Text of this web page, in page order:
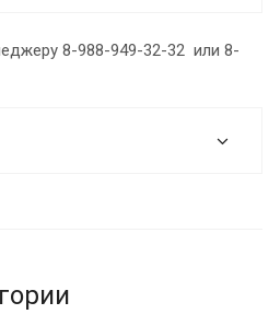
8-988-949-32-32 или 8-